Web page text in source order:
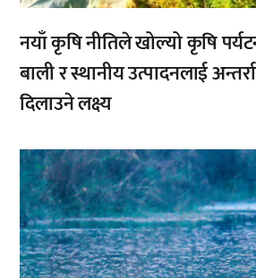
नयाँ कृषि नीतिले खोल्यो कृषि
बाली र स्थानीय उत्पादनलाई
दिलाउने लक्ष्य
,